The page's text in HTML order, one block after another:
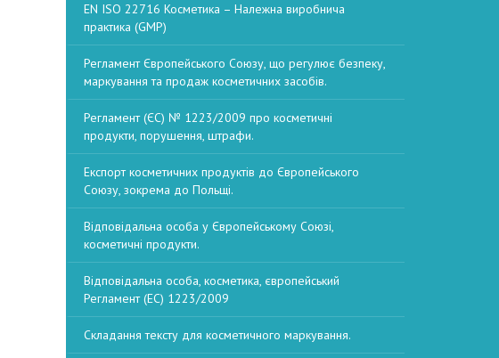
EN ISO 22716 Косметика – Належна виробнича
практика (GMP)
Регламент Європейського Союзу, що регулює безпеку,
маркування та продаж косметичних засобів.
Регламент (ЄС) № 1223/2009 про косметичні
продукти, порушення, штрафи.
Експорт косметичних продуктів до Європейського
Союзу, зокрема до Польщі.
Відповідальна особа у Європейському Союзі,
косметичні продукти.
Відповідальна особа, косметика, європейський
Регламент (EC) 1223/2009
Складання тексту для косметичного маркування.